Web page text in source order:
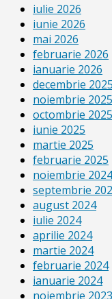
iulie 2026
iunie 2026
mai 2026
februarie 2026
ianuarie 2026
decembrie 2025
noiembrie 2025
octombrie 2025
iunie 2025
martie 2025
februarie 2025
noiembrie 2024
septembrie
august 2024
iulie 2024
aprilie 2024
martie 2024
februarie 2024
ianuarie 2024
noiembrie 2023